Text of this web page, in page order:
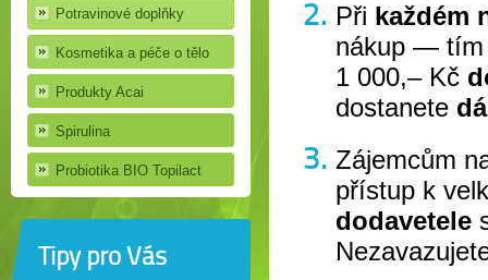
Potravinové doplňky
Kosmetika a péče o tělo
Produkty Acai
Spirulina
Probiotika BIO Topilact
Tipy pro Vás
Při každém
nákup —
1 000,– Kč
dostanete
Zájemcům
přístup k
dodavetele